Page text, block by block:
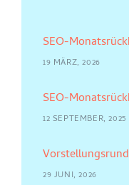
SEO-
19 MÄRZ, 2026
SEO-
12 SEPTEMBER, 2025
29 JUNI, 2026